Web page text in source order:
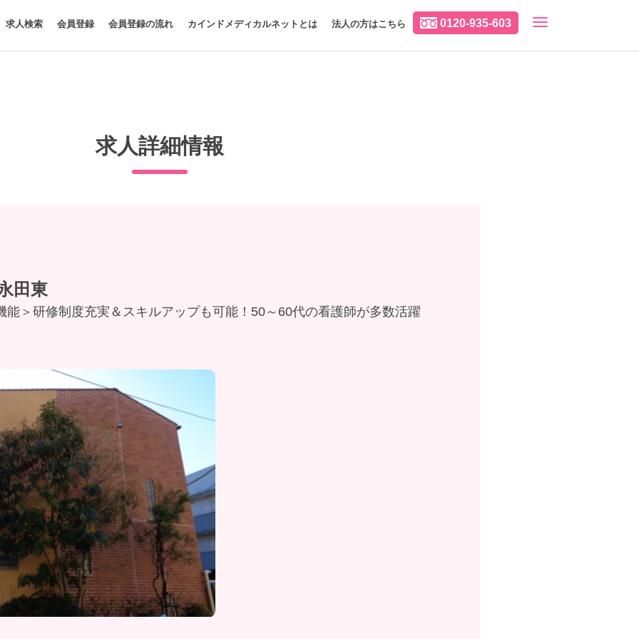
0120-935-603
求人検索 会員登録 会員登録の流れ カインドメディカルネットとは 法人の方はこちら
求人詳細情報
田東
能＞研修制度充実＆スキルアップも可能！50～60代の看護師が多数活躍